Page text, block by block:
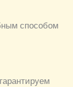
способом